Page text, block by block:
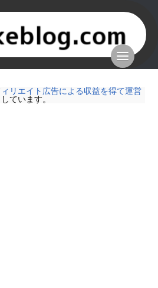
リエイト広告による収益を得て運営
しています。